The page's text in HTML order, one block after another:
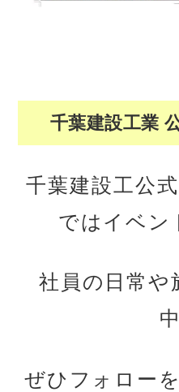
千葉建設工業
千葉建設工公
ではイベン
社員の日常や
ぜひフォロー